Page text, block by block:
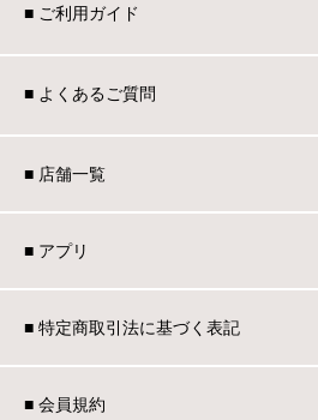
■ ご利用ガイド
■ よくあるご質問
■ 店舗一覧
■ アプリ
■ 特定商取引法に基づく表記
■ 会員規約